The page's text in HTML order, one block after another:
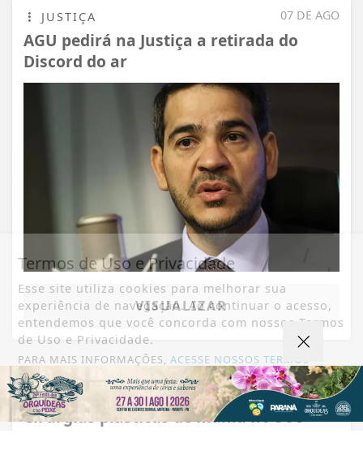
07 DE AGO
JUSTIÇA
AGU pedirá na Justiça a retirada do
Discord do ar
VISUALIZAR
07 DE AGO
SAÚDE
Cirurgias plásticas de mama no SUS
Termos de Uso e Privacidade
Esse site utiliza cookies para melhorar sua
experiência de navegação. Ao continuar o acesso,
entendemos que você concorda com nossos Termos
de Uso e Privacidade.
PARA MAIS INFORMAÇÕES,ACESSE NOSSOS TERMOS
CLICANDO AQUI
PROSSEGUIR